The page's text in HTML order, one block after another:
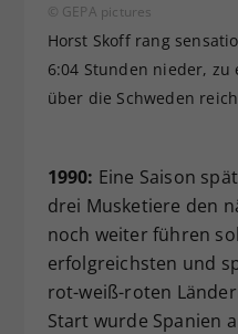
© GEPA pictures
Horst Skoff rang
6:04 Stunden nieder,
über die Schweden
1990: Eine Saison
drei Musketiere den
noch weiter führen
erfolgreichsten und
rot-weiß-roten
Start wurde Spanien